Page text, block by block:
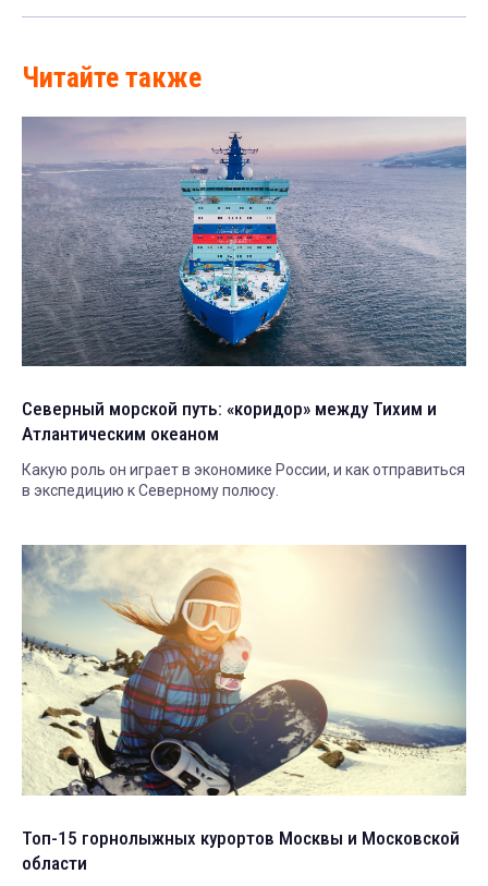
Читайте также
Северный морской путь: «коридор» между Тихим и
Атлантическим океаном
Какую роль он играет в экономике России, и как отправиться
в экспедицию к Северному полюсу.
Топ-15 горнолыжных курортов Москвы и Московской
области